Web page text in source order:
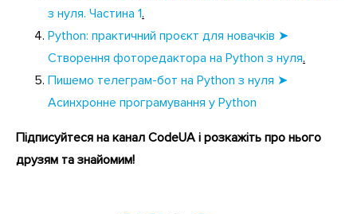
з нуля. Частина 1.
Python: практичний проєкт для новачків ➤
Створення фоторедактора на Python з нуля.
Пишемо телеграм-бот на Python з нуля ➤
Асинхронне програмування у Python
Підписуйтеся на канал CodeUA і розкажіть про нього
друзям та знайомим!